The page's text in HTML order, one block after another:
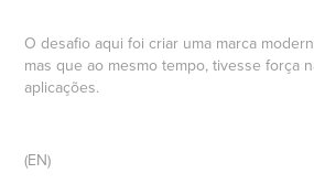
O desafio aqui foi criar uma marca
mas que ao mesmo tempo, tivesse força
aplicações.
(EN)